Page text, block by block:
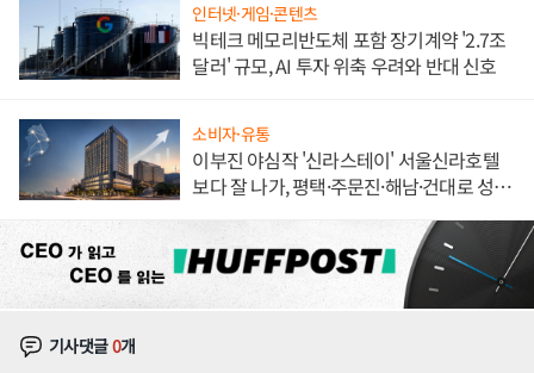
인터넷·게임·콘텐츠
빅테크 메모리반도체 포함 장기계약 '2.7조
달러' 규모, AI 투자 위축 우려와 반대 신호
소비자·유통
이부진 야심작 '신라스테이' 서울신라호텔
보다 잘 나가, 평택·주문진·해남·건대로 성
기사댓글0개